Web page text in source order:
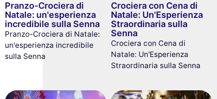
Pranzo-Crociera di
Natale: un'esperienza
incredibile sulla Senna
Pranzo-Crociera di Natale:
un'esperienza incredibile
sulla Senna
Crociera con Cena di
Natale: Un'Esperienza
Straordinaria sulla
Senna
Crociera con Cena di
Natale: Un'Esperienza
Straordinaria sulla Senna